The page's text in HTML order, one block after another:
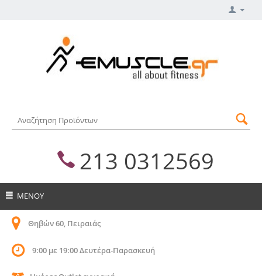
213 0312569
ΜΕΝΟΥ
Θηβών 60, Πειραιάς
9:00 με 19:00 Δευτέρα-Παρασκευή